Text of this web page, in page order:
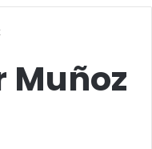
Muñoz